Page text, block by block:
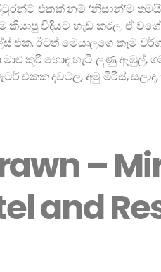
එකක් නම් ‘නිසාන්’ම
කියාපු විදියට හැඩ කරල. ඒ
ඊටත් මෙයාලගෙ කෑම
මාළු කූරි හොඳ හැටි ලුණු ඇඹුල්,
එකක දවටල, අමු මිරිස්,
–
and